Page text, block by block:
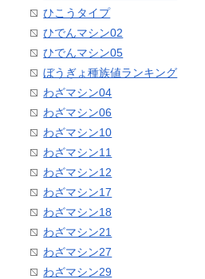
ひこうタイプ
ひでんマシン02
ひでんマシン05
ぼうぎょ種族値ランキング
わざマシン04
わざマシン06
わざマシン10
わざマシン11
わざマシン12
わざマシン17
わざマシン18
わざマシン21
わざマシン27
わざマシン29